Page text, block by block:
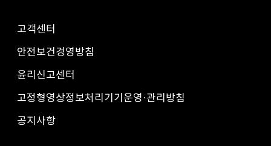
고객센터
안전보건경영방침
윤리신고센터
고정형영상정보처리기기운영·관리방침
공지사항